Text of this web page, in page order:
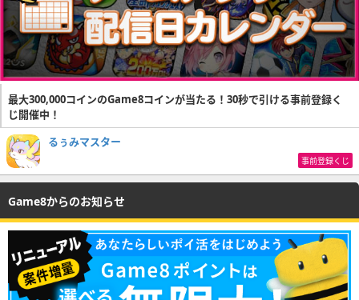
最大300,000コインのGame8コインが当たる！30秒で引ける事前登録く
じ開催中！
るぅみマスター
事前登録くじ
Game8からのお知らせ